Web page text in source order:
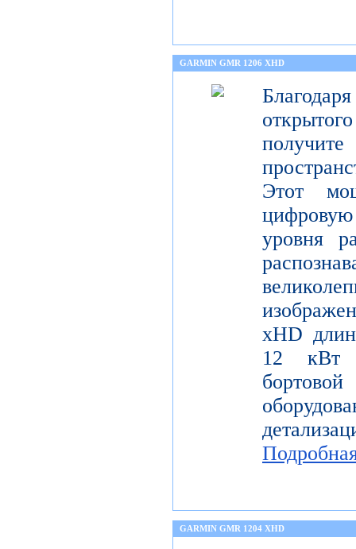
GARMIN GMR 1206 XHD
Этот
уровня
xHD
12 кВт
GARMIN GMR 1204 XHD